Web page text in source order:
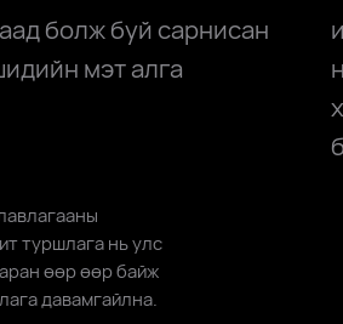
болж буй сарнисан
мэт алга
туршлага нь улс
өөр өөр байж
давамгайлна.